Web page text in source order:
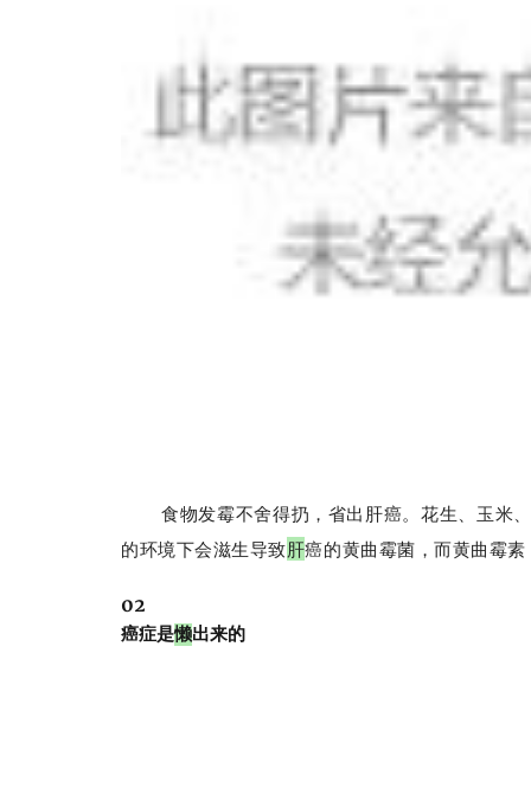
食物发霉不舍得扔，省出肝癌。花生、玉米
的环境下会滋生导致肝癌的黄曲霉菌，而黄曲霉
02
癌症是懒出来的